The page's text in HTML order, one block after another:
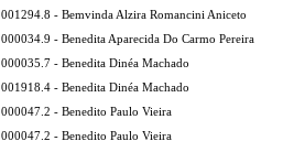
001294.8 - Bemvinda Alzira Romancini Aniceto
000034.9 - Benedita Aparecida Do Carmo Pereira
000035.7 - Benedita Dinéa Machado
001918.4 - Benedita Dinéa Machado
000047.2 - Benedito Paulo Vieira
000047.2 - Benedito Paulo Vieira